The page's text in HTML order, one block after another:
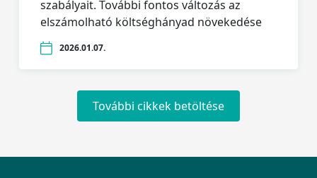
szabályait. További fontos változás az
elszámolható költséghányad növekedése
2026.01.07.
További cikkek betöltése